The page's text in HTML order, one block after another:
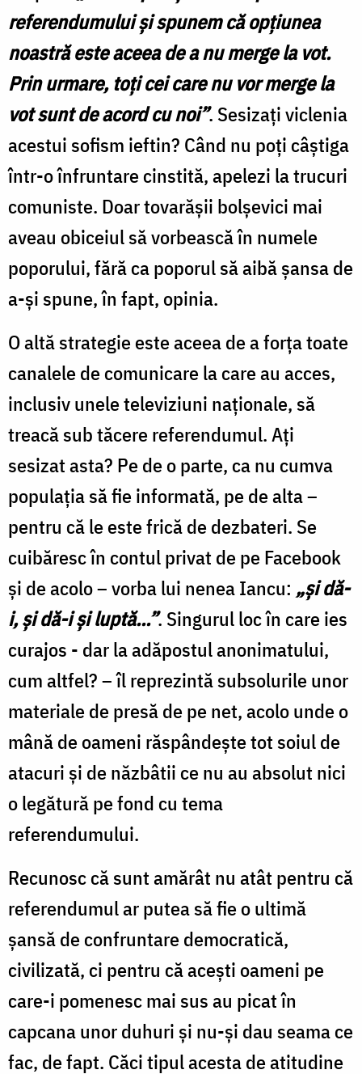
referendumului şi spunem că opţiunea
noastră este aceea de a nu merge la vot.
Prin urmare, toţi cei care nu vor merge la
vot sunt de acord cu noi”. Sesizaţi viclenia
acestui sofism ieftin? Când nu poţi câştiga
într-o înfruntare cinstită, apelezi la trucuri
comuniste. Doar tovarăşii bolşevici mai
aveau obiceiul să vorbească în numele
poporului, fără ca poporul să aibă şansa de
a-şi spune, în fapt, opinia.
O altă strategie este aceea de a forţa toate
canalele de comunicare la care au acces,
inclusiv unele televiziuni naţionale, să
treacă sub tăcere referendumul. Aţi
sesizat asta? Pe de o parte, ca nu cumva
populaţia să fie informată, pe de alta –
pentru că le este frică de dezbateri. Se
cuibăresc în contul privat de pe Facebook
şi de acolo – vorba lui nenea Iancu: „şi dă-
i, şi dă-i şi luptă...”. Singurul loc în care ies
curajos - dar la adăpostul anonimatului,
cum altfel? – îl reprezintă subsolurile unor
materiale de presă de pe net, acolo unde o
mână de oameni răspândeşte tot soiul de
atacuri şi de năzbâtii ce nu au absolut nici
o legătură pe fond cu tema
referendumului.
Recunosc că sunt amărât nu atât pentru că
referendumul ar putea să fie o ultimă
şansă de confruntare democratică,
civilizată, ci pentru că aceşti oameni pe
care-i pomenesc mai sus au picat în
capcana unor duhuri şi nu-şi dau seama ce
fac, de fapt. Căci tipul acesta de atitudine